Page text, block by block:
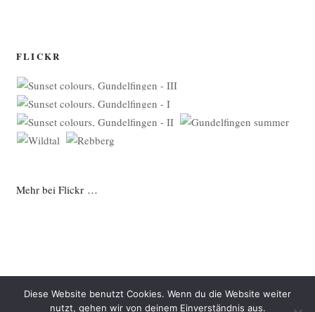
FLICKR
Mehr bei Flickr …
Diese Website benutzt Cookies. Wenn du die Website weiter
nutzt, gehen wir von deinem Einverständnis aus.